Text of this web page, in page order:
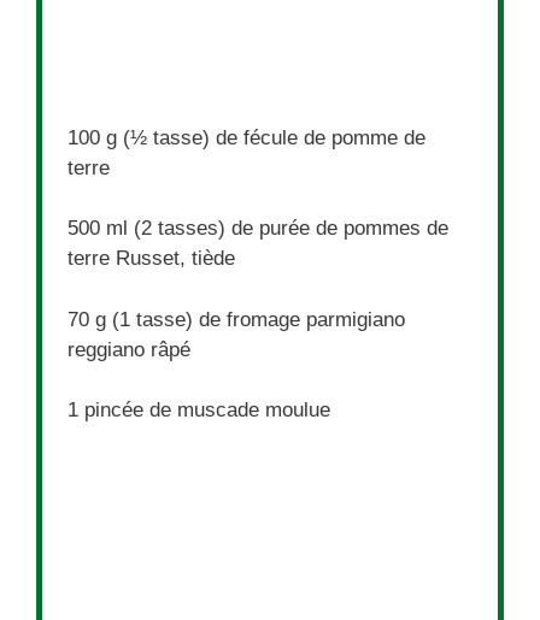
100 g (½ tasse) de fécule de pomme de
terre
500 ml (2 tasses) de purée de pommes de
terre Russet, tiède
70 g (1 tasse) de fromage parmigiano
reggiano râpé
1 pincée de muscade moulue